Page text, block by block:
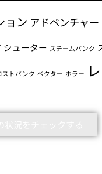
ョン アドベンチャー
シューター スチームパンク
ストパンク ベクター ホラー